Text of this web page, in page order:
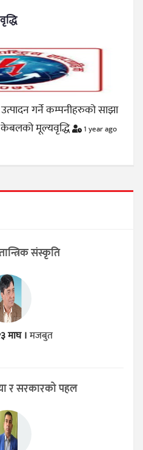
गर्ने कम्पनीहरुको साझा
केबलको मूल्यवृद्धि
1 year ago
संस्कृति
माघ ।मजबुत
र सरकारको पहल